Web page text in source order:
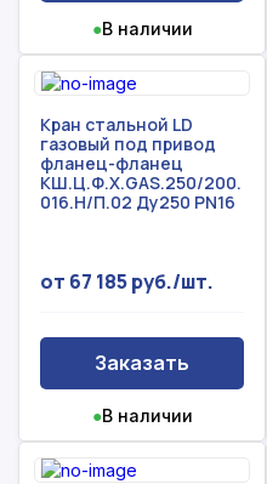
●В наличии
Кран стальной LD
газовый под привод
фланец-фланец
КШ.Ц.Ф.Х.GAS.250/200.
016.Н/П.02 Ду250 PN16
от 67 185 руб./шт.
Заказать
●В наличии